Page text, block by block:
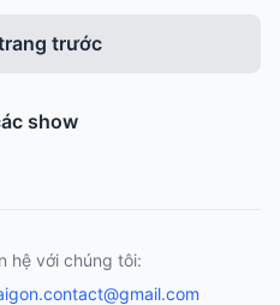
trước
show
hệ với chúng tôi: